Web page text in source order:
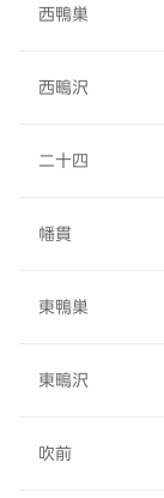
西鴨巣
西鴫沢
二十四
幡貫
東鴨巣
東鴫沢
吹前